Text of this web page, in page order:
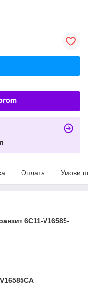
Оплата Умови
6C11-V16585-